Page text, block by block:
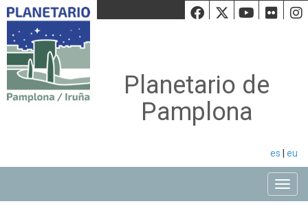
Facebook
Twiiter
Planetario de
Pamplona
es eu